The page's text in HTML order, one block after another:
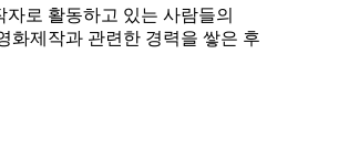
로 활동하고 있는 사람들의
화제작과 관련한 경력을 쌓은 후